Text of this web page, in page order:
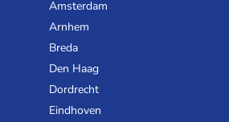
Amsterdam
Arnhem
Breda
Den Haag
Dordrecht
Eindhoven